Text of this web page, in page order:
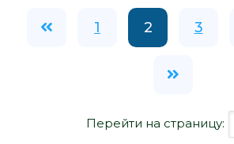
1 2 3
Перейти на страницу: